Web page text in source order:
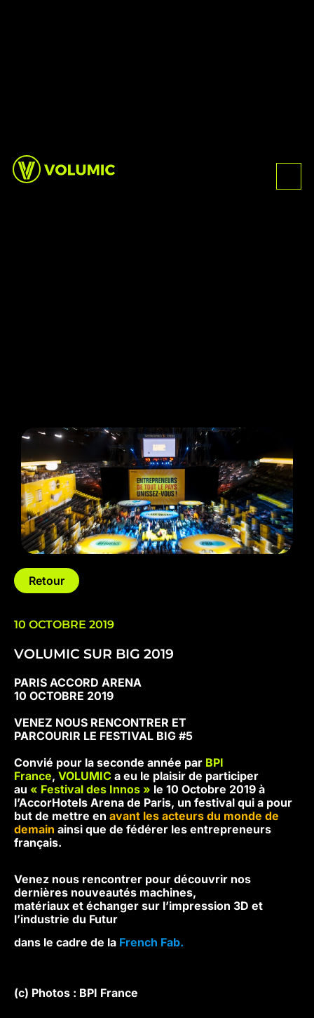
Retour
10 OCTOBRE 2019
VOLUMIC SUR BIG 2019
PARIS ACCORD ARENA
10 OCTOBRE 2019
VENEZ NOUS RENCONTRER ET
PARCOURIR LE FESTIVAL BIG #5
Convié pour la seconde année par BPI
France, VOLUMIC a eu le plaisir de participer
au « Festival des Innos » le 10 Octobre 2019 à
l’AccorHotels Arena de Paris, un festival qui a pour
but de mettre en avant les acteurs du monde de
demain ainsi que de fédérer les entrepreneurs
français.
Venez nous rencontrer pour découvrir nos
dernières nouveautés machines,
matériaux et échanger sur l’impression 3D et
l’industrie du Futur
dans le cadre de la French Fab.
(c) Photos : BPI France